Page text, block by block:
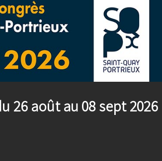
26 août au 08 sept 2026